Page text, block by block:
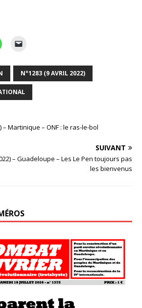
N°1283 (9 AVRIL 2022)
– Martinique – ONF : le ras-le-bol
SUIVANT
– Guadeloupe – Les Le Pen toujours pas
les bienvenus